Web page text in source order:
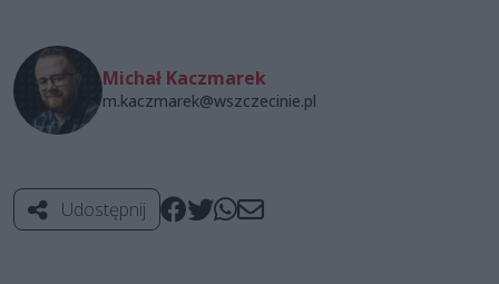
Michał Kaczmarek
m.kaczmarek@wszczecinie.pl
Udostępnij